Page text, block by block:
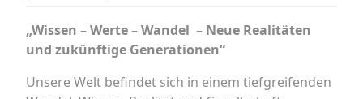
„Wissen – Werte – Wandel – Neue Realitäten
und zukünftige Generationen“
Unsere Welt befindet sich in einem tiefgreifenden